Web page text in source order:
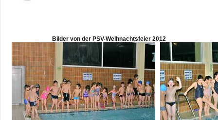
Bil­der von der PSV-Weih­nachts­feier 2012